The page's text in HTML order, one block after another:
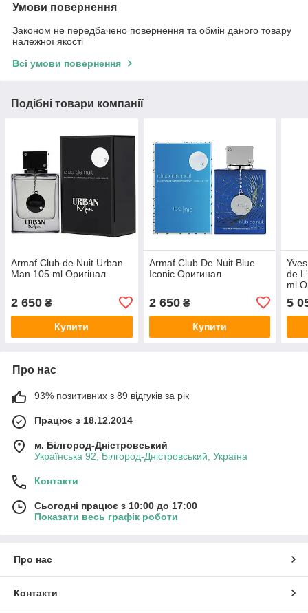
Умови повернення
Законом не передбачено повернення та обмін даного товару
належної якості
Всі умови повернення
Подібні товари компанії
Armaf Club de Nuit Urban
Man 105 ml Оригінал
2 650 ₴
Купити
Armaf Club De Nuit Blue
Iconic Оригинал
2 650₴
Купити
de
ml
5
Про нас
93% позитивних з 89 відгуків за рік
Працює з 18.12.2014
м. Білгород-Дністровський
Українська 92, Білгород-Дністровський, Україна
Контакти
Сьогодні працює з 10:00 до 17:00
Показати весь графік роботи
Про нас
Контакти